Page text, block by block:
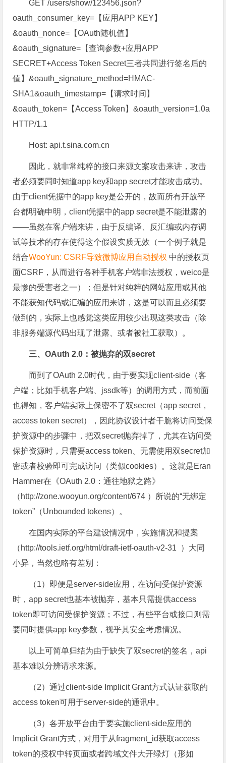
GET /users/show/123456.json?
oauth_consumer_key=【应用APP KEY】
&oauth_nonce=【OAuth随机值】
&oauth_signature=【查询参数+应用APP
SECRET+Access Token Secret三者共同进行签名后的
值】&oauth_signature_method=HMAC-
SHA1&oauth_timestamp=【请求时间】
&oauth_token=【Access Token】&oauth_version=1.0a
HTTP/1.1
Host: api.t.sina.com.cn
因此，就非常纯粹的接口来源文案攻击来讲，攻击
者必须要同时知道app key和app secret才能攻击成功。
由于client凭据中的app key是公开的，故而所有开放平
台都明确申明，client凭据中的app secret是不能泄露的
——虽然在客户端来讲，由于反编译、反汇编或内存调
试等技术的存在使得这个假设实质无效（一个例子就是
结合WooYun: CSRF导致微博应用自动授权 中的授权页
面CSRF，从而进行各种手机客户端非法授权，weico是
最惨的受害者之一）；但是针对纯粹的网站应用或其他
不能获知代码或汇编的应用来讲，这是可以而且必须要
做到的，实际上也感觉这类应用较少出现这类攻击（除
非服务端源代码出现了泄露、或者被社工获取）。
三、OAuth 2.0：被抛弃的双secret
而到了OAuth 2.0时代，由于要实现client-side（客
户端；比如手机客户端、jssdk等）的调用方式，而前面
也得知，客户端实际上保密不了双secret（app secret，
access token secret），因此协议设计者干脆将访问受保
护资源中的步骤中，把双secret抛弃掉了，尤其在访问受
保护资源时，只需要access token、无需使用双secret加
密或者校验即可完成访问（类似cookies）。这就是Eran
Hammer在《OAuth 2.0：通往地狱之路》
（http://zone.wooyun.org/content/674 ）所说的“无绑定
token”（Unbounded tokens）。
在国内实际的平台建设情况中，实施情况和提案
（http://tools.ietf.org/html/draft-ietf-oauth-v2-31 ）大同
小异，当然也略有差别：
（1）即便是server-side应用，在访问受保护资源
时，app secret也基本被抛弃，基本只需提供access
token即可访问受保护资源；不过，有些平台或接口则需
要同时提供app key参数，视乎其安全考虑情况。
以上可简单归结为由于缺失了双secret的签名，api
基本难以分辨请求来源。
（2）通过client-side Implicit Grant方式认证获取的
access token可用于server-side的通讯中。
（3）各开放平台由于要实施client-side应用的
Implicit Grant方式，对用于从fragment_id获取access
token的授权中转页面或者跨域文件大开绿灯（形如